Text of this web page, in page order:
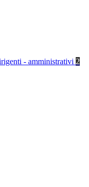
- amministrativi 2